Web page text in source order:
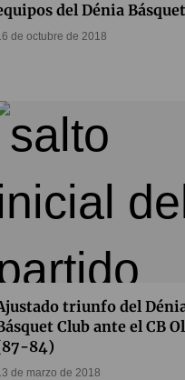
del Dénia Básquet
de octubre de 2018
triunfo del
Club ante el CB
84)
de marzo de 2018